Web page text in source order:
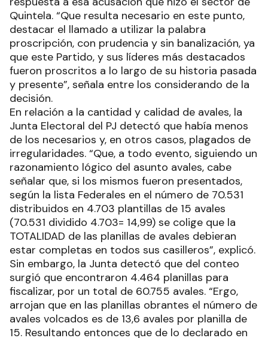
Quintela. “Que resulta necesario en este punto,
destacar el llamado a utilizar la palabra
proscripción, con prudencia y sin banalización, ya
que este Partido, y sus líderes más destacados
fueron proscritos a lo largo de su historia pasada
y presente”, señala entre los considerando de la
decisión.
En relación a la cantidad y calidad de avales, la
Junta Electoral del PJ detectó que había menos
de los necesarios y, en otros casos, plagados de
irregularidades. “Que, a todo evento, siguiendo un
razonamiento lógico del asunto avales, cabe
señalar que, si los mismos fueron presentados,
según la lista Federales en el número de 70.531
distribuidos en 4.703 plantillas de 15 avales
(70.531 dividido 4.703= 14,99) se colige que la
TOTALIDAD de las planillas de avales debieran
estar completas en todos sus casilleros”, explicó.
Sin embargo, la Junta detectó que del conteo
surgió que encontraron 4.464 planillas para
fiscalizar, por un total de 60.755 avales. “Ergo,
arrojan que en las planillas obrantes el número de
avales volcados es de 13,6 avales por planilla de
15. Resultando entonces que de lo declarado en